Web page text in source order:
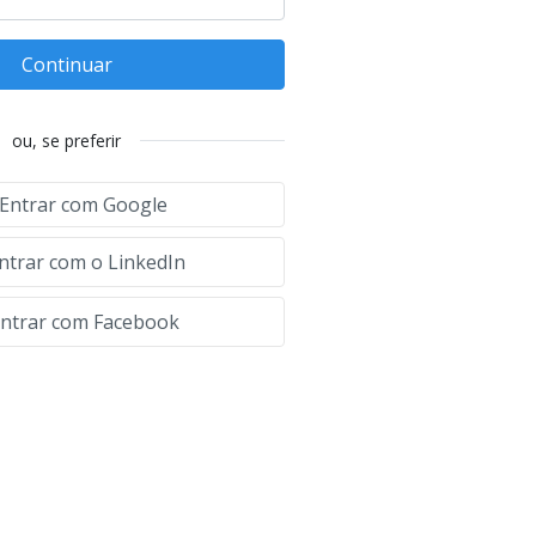
Continuar
ou, se preferir
com Google
com o LinkedIn
com Facebook